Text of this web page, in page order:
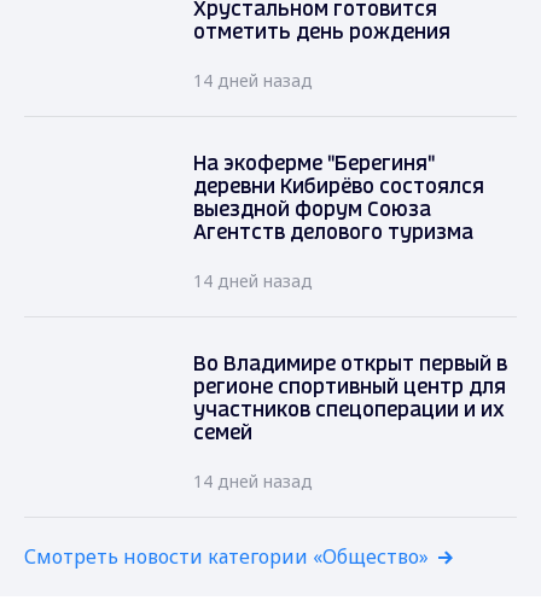
Хрустальном готовится
отметить день рождения
14 дней назад
На экоферме "Берегиня"
деревни Кибирёво состоялся
выездной форум Союза
Агентств делового туризма
14 дней назад
Во Владимире открыт первый в
регионе спортивный центр для
участников спецоперации и их
семей
14 дней назад
Смотреть новости категории «Общество»